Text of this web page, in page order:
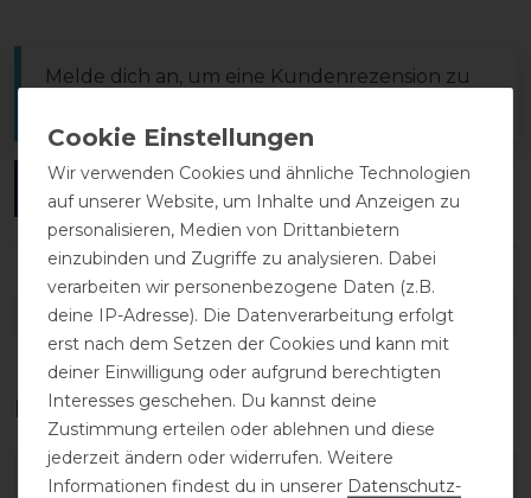
Melde dich an, um eine Kundenrezension zu
DETAILS ZUR PRODUKTSICHERHEIT
Das perfekte Zubehör für dich
-20% -20%
Wir verwenden Cookies und ähnliche Technologien
auf unserer Website, um Inhalte und Anzeigen zu
personalisieren, Medien von Drittanbietern
einzubinden und Zugriffe zu analysieren. Dabei
verarbeiten wir personenbezogene Daten (z.B.
deine IP-Adresse). Die Datenverarbeitung erfolgt
erst nach dem Setzen der Cookies und kann mit
deiner Einwilligung oder aufgrund berechtigten
Interesses geschehen. Du kannst deine
Zustimmung erteilen oder ablehnen und diese
jederzeit ändern oder widerrufen. Weitere
Informationen findest du in unserer Daten­schutz­